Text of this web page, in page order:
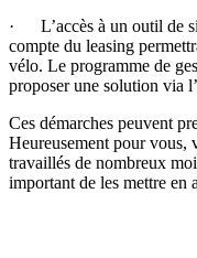
· L’accès à un outil de
compte du leasing
vélo. Le programme de
proposer une solution via
Ces démarches peuvent
Heureusement pour vous,
travaillés de nombreux
important de les mettre en